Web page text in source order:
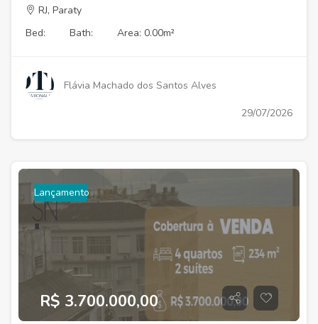
RJ, Paraty
Bed:
Bath: Area: 0.00m²
Flávia Machado dos Santos Alves
29/07/2026
Lançamento
R$ 3.700.000,00